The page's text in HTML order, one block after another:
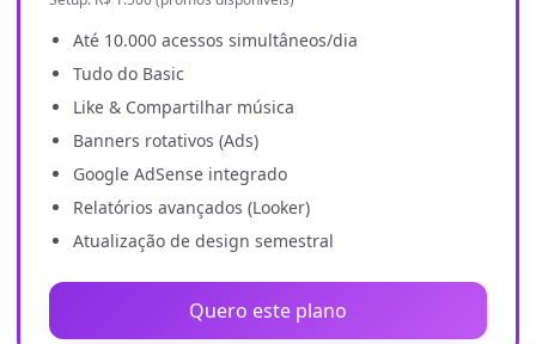
Até 10.000 acessos simultâneos/dia
Tudo do Basic
Like & Compartilhar música
Banners rotativos (Ads)
Google AdSense integrado
Relatórios avançados (Looker)
Atualização de design semestral
Quero este plano